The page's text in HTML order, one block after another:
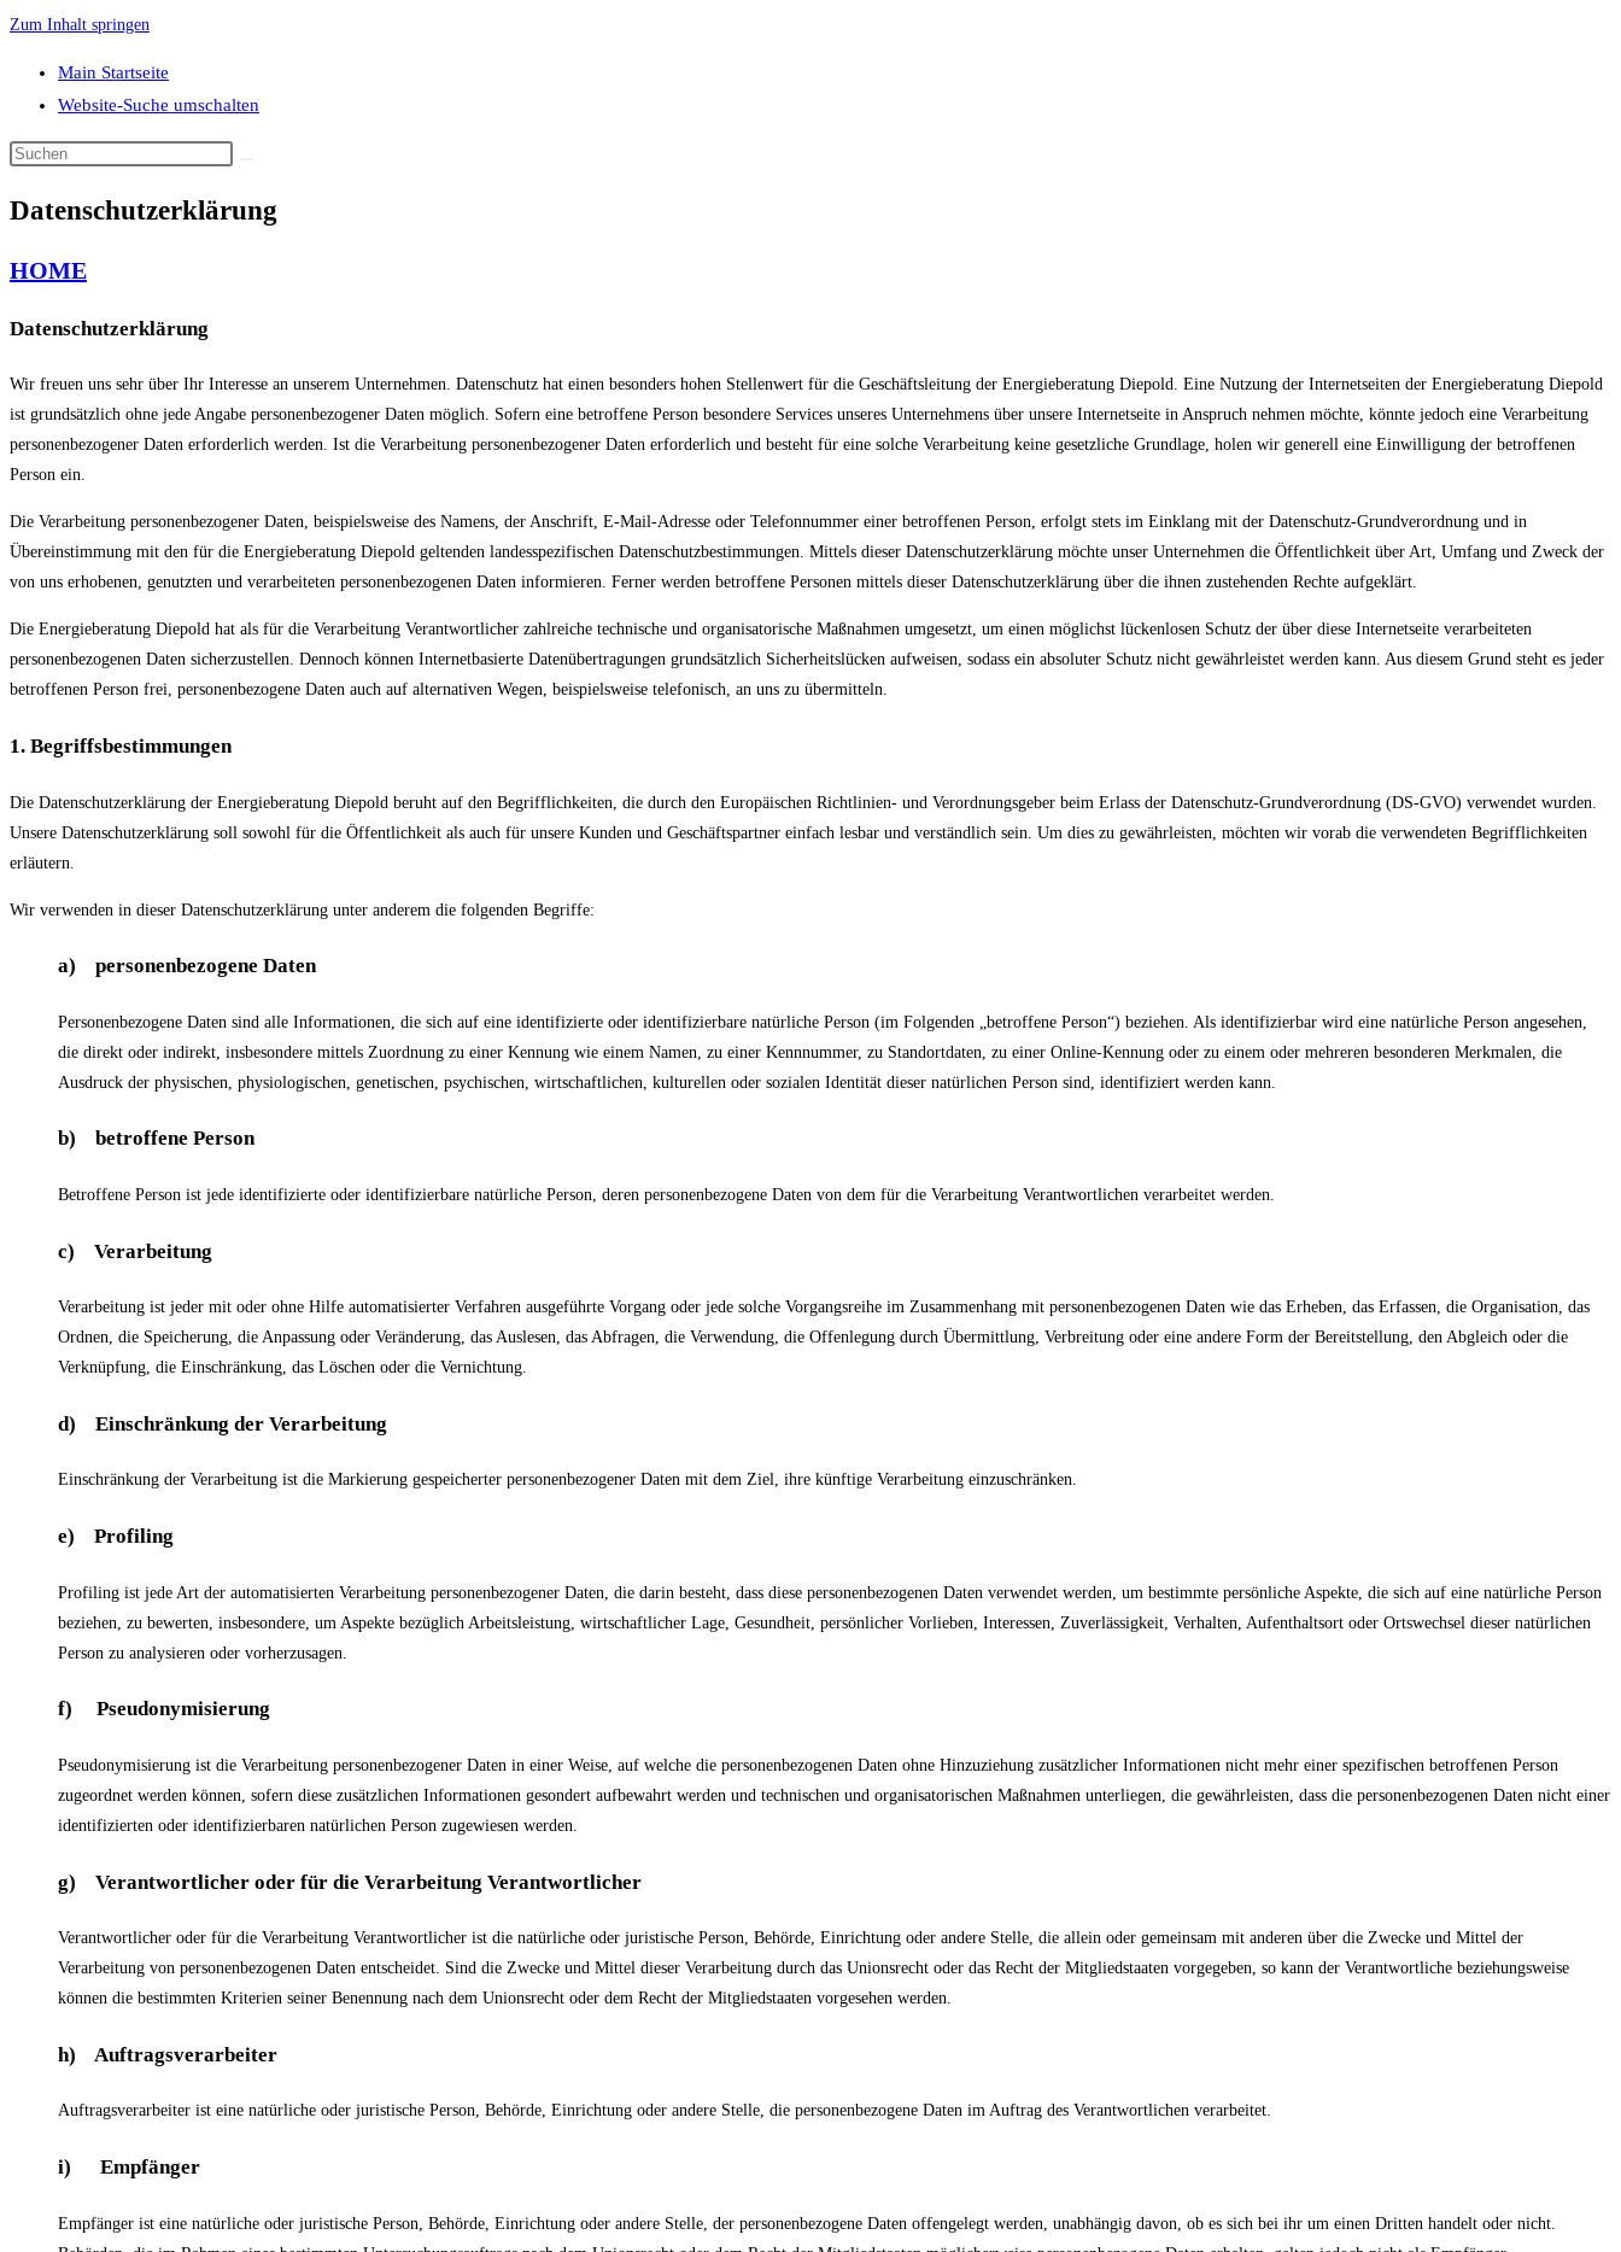
Zum Inhalt springen
Main Startseite
Website-Suche umschalten
Datenschutzerklärung
HOME
Datenschutzerklärung
Wir freuen uns sehr über Ihr Interesse an unserem Unternehmen. Datenschutz hat einen besonders hohen Stellenwert für die Geschäftsleitung der Energieberatung Diepold. Eine Nutzung der Internetseiten der Energieberatung Diepold
ist grundsätzlich ohne jede Angabe personenbezogener Daten möglich. Sofern eine betroffene Person besondere Services unseres Unternehmens über unsere Internetseite in Anspruch nehmen möchte, könnte jedoch eine Verarbeitung
personenbezogener Daten erforderlich werden. Ist die Verarbeitung personenbezogener Daten erforderlich und besteht für eine solche Verarbeitung keine gesetzliche Grundlage, holen wir generell eine Einwilligung der betroffenen
Person ein.
Die Verarbeitung personenbezogener Daten, beispielsweise des Namens, der Anschrift, E-Mail-Adresse oder Telefonnummer einer betroffenen Person, erfolgt stets im Einklang mit der Datenschutz-Grundverordnung und in
Übereinstimmung mit den für die Energieberatung Diepold geltenden landesspezifischen Datenschutzbestimmungen. Mittels dieser Datenschutzerklärung möchte unser Unternehmen die Öffentlichkeit über Art, Umfang und Zweck der
von uns erhobenen, genutzten und verarbeiteten personenbezogenen Daten informieren. Ferner werden betroffene Personen mittels dieser Datenschutzerklärung über die ihnen zustehenden Rechte aufgeklärt.
Die Energieberatung Diepold hat als für die Verarbeitung Verantwortlicher zahlreiche technische und organisatorische Maßnahmen umgesetzt, um einen möglichst lückenlosen Schutz der über diese Internetseite verarbeiteten
personenbezogenen Daten sicherzustellen. Dennoch können Internetbasierte Datenübertragungen grundsätzlich Sicherheitslücken aufweisen, sodass ein absoluter Schutz nicht gewährleistet werden kann. Aus diesem Grund steht es jeder
betroffenen Person frei, personenbezogene Daten auch auf alternativen Wegen, beispielsweise telefonisch, an uns zu übermitteln.
1. Begriffsbestimmungen
Die Datenschutzerklärung der Energieberatung Diepold beruht auf den Begrifflichkeiten, die durch den Europäischen Richtlinien- und Verordnungsgeber beim Erlass der Datenschutz-Grundverordnung (DS-GVO) verwendet wurden.
Unsere Datenschutzerklärung soll sowohl für die Öffentlichkeit als auch für unsere Kunden und Geschäftspartner einfach lesbar und verständlich sein. Um dies zu gewährleisten, möchten wir vorab die verwendeten Begrifflichkeiten
erläutern.
Wir verwenden in dieser Datenschutzerklärung unter anderem die folgenden Begriffe:
a) personenbezogene Daten
Personenbezogene Daten sind alle Informationen, die sich auf eine identifizierte oder identifizierbare natürliche Person (im Folgenden „betroffene Person“) beziehen. Als identifizierbar wird eine natürliche Person angesehen,
die direkt oder indirekt, insbesondere mittels Zuordnung zu einer Kennung wie einem Namen, zu einer Kennnummer, zu Standortdaten, zu einer Online-Kennung oder zu einem oder mehreren besonderen Merkmalen, die
Ausdruck der physischen, physiologischen, genetischen, psychischen, wirtschaftlichen, kulturellen oder sozialen Identität dieser natürlichen Person sind, identifiziert werden kann.
b) betroffene Person
Betroffene Person ist jede identifizierte oder identifizierbare natürliche Person, deren personenbezogene Daten von dem für die Verarbeitung Verantwortlichen verarbeitet werden.
c) Verarbeitung
Verarbeitung ist jeder mit oder ohne Hilfe automatisierter Verfahren ausgeführte Vorgang oder jede solche Vorgangsreihe im Zusammenhang mit personenbezogenen Daten wie das Erheben, das Erfassen, die Organisation, das
Ordnen, die Speicherung, die Anpassung oder Veränderung, das Auslesen, das Abfragen, die Verwendung, die Offenlegung durch Übermittlung, Verbreitung oder eine andere Form der Bereitstellung, den Abgleich oder die
Verknüpfung, die Einschränkung, das Löschen oder die Vernichtung.
d) Einschränkung der Verarbeitung
Einschränkung der Verarbeitung ist die Markierung gespeicherter personenbezogener Daten mit dem Ziel, ihre künftige Verarbeitung einzuschränken.
e) Profiling
Profiling ist jede Art der automatisierten Verarbeitung personenbezogener Daten, die darin besteht, dass diese personenbezogenen Daten verwendet werden, um bestimmte persönliche Aspekte, die sich auf eine natürliche Person
beziehen, zu bewerten, insbesondere, um Aspekte bezüglich Arbeitsleistung, wirtschaftlicher Lage, Gesundheit, persönlicher Vorlieben, Interessen, Zuverlässigkeit, Verhalten, Aufenthaltsort oder Ortswechsel dieser natürlichen
Person zu analysieren oder vorherzusagen.
f) Pseudonymisierung
Pseudonymisierung ist die Verarbeitung personenbezogener Daten in einer Weise, auf welche die personenbezogenen Daten ohne Hinzuziehung zusätzlicher Informationen nicht mehr einer spezifischen betroffenen Person
zugeordnet werden können, sofern diese zusätzlichen Informationen gesondert aufbewahrt werden und technischen und organisatorischen Maßnahmen unterliegen, die gewährleisten, dass die personenbezogenen Daten nicht einer
identifizierten oder identifizierbaren natürlichen Person zugewiesen werden.
g) Verantwortlicher oder für die Verarbeitung Verantwortlicher
Verantwortlicher oder für die Verarbeitung Verantwortlicher ist die natürliche oder juristische Person, Behörde, Einrichtung oder andere Stelle, die allein oder gemeinsam mit anderen über die Zwecke und Mittel der
Verarbeitung von personenbezogenen Daten entscheidet. Sind die Zwecke und Mittel dieser Verarbeitung durch das Unionsrecht oder das Recht der Mitgliedstaaten vorgegeben, so kann der Verantwortliche beziehungsweise
können die bestimmten Kriterien seiner Benennung nach dem Unionsrecht oder dem Recht der Mitgliedstaaten vorgesehen werden.
h) Auftragsverarbeiter
Auftragsverarbeiter ist eine natürliche oder juristische Person, Behörde, Einrichtung oder andere Stelle, die personenbezogene Daten im Auftrag des Verantwortlichen verarbeitet.
i) Empfänger
Empfänger ist eine natürliche oder juristische Person, Behörde, Einrichtung oder andere Stelle, der personenbezogene Daten offengelegt werden, unabhängig davon, ob es sich bei ihr um einen Dritten handelt oder nicht.